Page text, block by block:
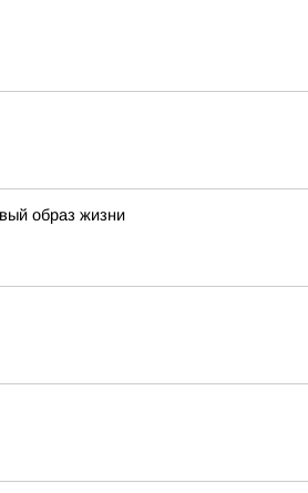
образ жизни